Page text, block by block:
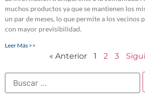
muchos productos ya que se mantienen los
un par de meses, lo que permite a los vecinos
con mayor previsibilidad.
Leer Más >>
« Anterior 1 2 3